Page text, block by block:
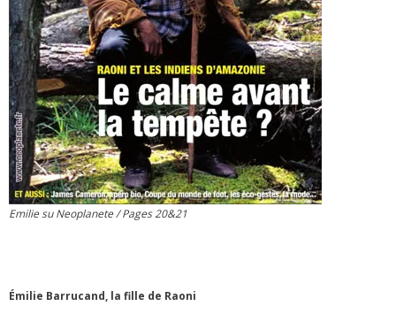
Emilie su Neoplanete / Pages 20&21
Émilie Barrucand, la fille de Raoni